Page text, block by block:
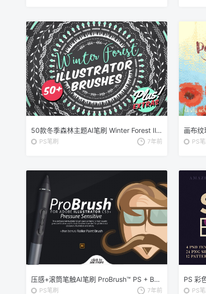
50款冬季森林主题AI笔刷 Winter Forest Illustrator Brushes
PS笔刷 7年前
画布
PS笔
压感+滚筒笔触AI笔刷 ProBrush™ PS + Bonus Brushes
PS笔刷 7年前 PS笔